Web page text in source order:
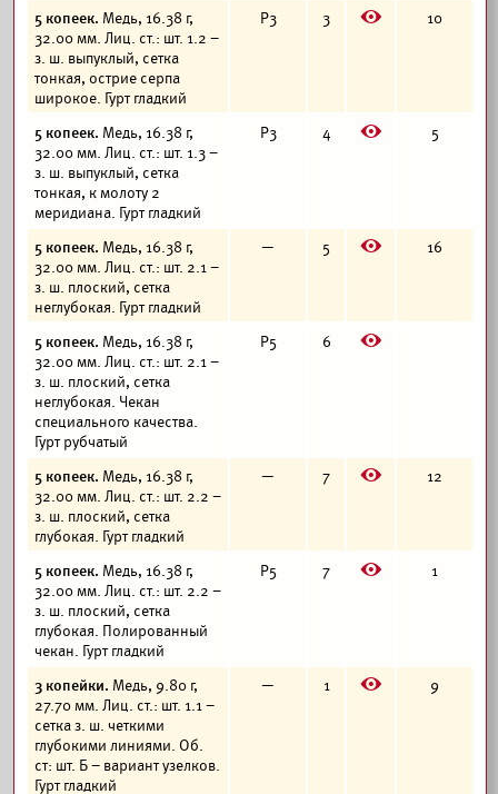
5 копеек. Медь, 16.38 г,
32.00 мм. Лиц. ст.: шт. 1.2 –
з. ш. выпуклый, сетка
тонкая, острие серпа
широкое. Гурт гладкий
Р3 3 E 10
5 копеек. Медь, 16.38 г,
32.00 мм. Лиц. ст.: шт. 1.3 –
з. ш. выпуклый, сетка
тонкая, к молоту 2
меридиана. Гурт гладкий
Р3 4 E 5
5 копеек. Медь, 16.38 г,
32.00 мм. Лиц. ст.: шт. 2.1 –
з. ш. плоский, сетка
неглубокая. Гурт гладкий
— 5 E 16
5 копеек. Медь, 16.38 г,
32.00 мм. Лиц. ст.: шт. 2.1 –
з. ш. плоский, сетка
неглубокая. Чекан
специального качества.
Гурт рубчатый
Р5 6 E
5 копеек. Медь, 16.38 г,
32.00 мм. Лиц. ст.: шт. 2.2 –
з. ш. плоский, сетка
глубокая. Гурт гладкий
— 7 E 12
5 копеек. Медь, 16.38 г,
32.00 мм. Лиц. ст.: шт. 2.2 –
з. ш. плоский, сетка
глубокая. Полированный
чекан. Гурт гладкий
Р5 7 E 1
3 копейки. Медь, 9.80 г,
27.70 мм. Лиц. ст.: шт. 1.1 –
сетка з. ш. четкими
глубокими линиями. Об.
ст: шт. Б – вариант узелков.
Гурт гладкий
— 1 E 9